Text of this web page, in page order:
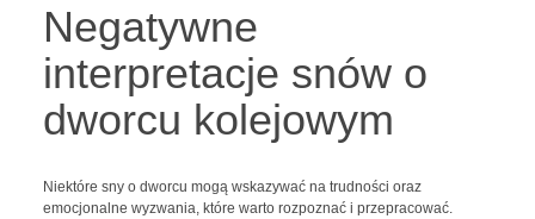
Negatywne
interpretacje snów o
dworcu kolejowym
Niektóre sny o dworcu mogą wskazywać na trudności oraz
emocjonalne wyzwania, które warto rozpoznać i przepracować.